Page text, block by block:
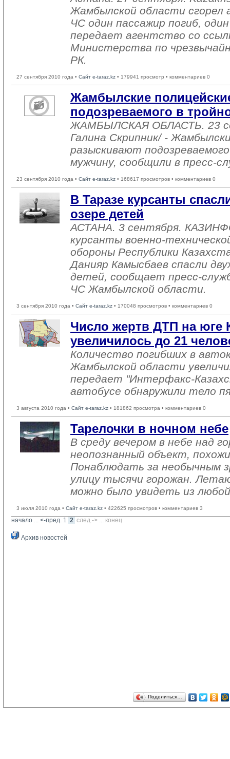
Жамбылской области сгорел
ЧС один пассажир погиб,
передает агентство со
Министерства по
РК.
27 сентября 2010 года • Сайт e-taraz.kz • 179941 просмотр • комментариев 0
Жамбылские
подозреваемого в
ЖАМБЫЛСКАЯ ОБЛАСТЬ. 23
Галина Скрипник/ -
разыскивают
мужчину, сообщили в пресс-
23 сентября 2010 года • Сайт e-taraz.kz • 168617 просмотров • комментариев 0
В Таразе курсанты
озере детей
АСТАНА. 3 сентября.
курсанты военно-
обороны Республики
Данияр Камысбаев спасли
детей, сообщает пресс-
ЧС Жамбылской области.
3 сентября 2010 года • Сайт e-taraz.kz • 170048 просмотров • комментариев 0
Число жертв ДТП на юге
увеличилось до 21
Количество погибших в
Жамбылской области
передает "Интерфакс-
автобусе обнаружили тело
3 августа 2010 года • Сайт e-taraz.kz • 181862 просмотра • комментариев 0
Тарелочки в ночном небе
В среду вечером в небе над
неопознанный объект,
Понаблюдать за необычным
улицу тысячи горожан.
можно было увидеть из
3 июля 2010 года • Сайт e-taraz.kz • 422625 просмотров • комментариев 3
начало ... <-пред. 1 2 след.-> ... конец
Архив новостей
Поделиться…